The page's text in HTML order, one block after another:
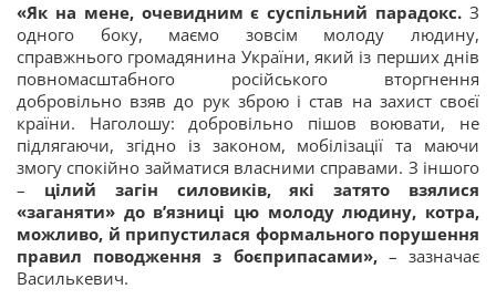
«Як на мене, очевидним є суспільний парадокс. З
одного боку, маємо зовсім молоду людину,
справжнього громадянина України, який із перших днів
повномасштабного російського вторгнення
добровільно взяв до рук зброю і став на захист своєї
країни. Наголошу: добровільно пішов воювати, не
підлягаючи, згідно із законом, мобілізації та маючи
змогу спокійно займатися власними справами. З іншого
– цілий загін силовиків, які затято взялися
«заганяти» до в’язниці цю молоду людину, котра,
можливо, й припустилася формального порушення
правил поводження з боєприпасами»,– зазначає
Василькевич.